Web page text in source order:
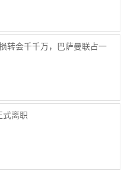
转会千千万，巴萨曼联占一
式离职